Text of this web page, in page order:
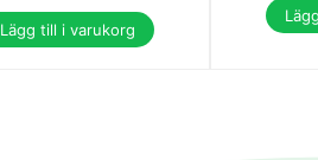
Lägg till i varukorg